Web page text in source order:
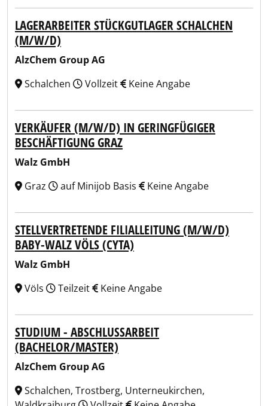
LAGERARBEITER STÜCKGUTLAGER SCHALCHEN
(M/W/D)
AlzChem Group AG
Schalchen
Vollzeit Keine Angabe
VERKÄUFER (M/W/D) IN GERINGFÜGIGER
BESCHÄFTIGUNG GRAZ
Walz GmbH
Graz
auf Minijob Basis Keine Angabe
STELLVERTRETENDE FILIALLEITUNG (M/W/D)
BABY-WALZ VÖLS (CYTA)
Walz GmbH
Völs
Teilzeit Keine Angabe
STUDIUM - ABSCHLUSSARBEIT
(BACHELOR/MASTER)
AlzChem Group AG
Schalchen, Trostberg, Unterneukirchen,